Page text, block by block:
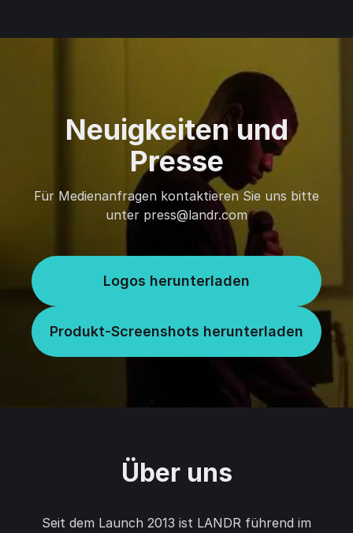
Neuigkeiten und
Presse
Für Medienanfragen kontaktieren Sie uns bitte
unter press@landr.com
Logos herunterladen
Produkt-Screenshots herunterladen
Über uns
Seit dem Launch 2013 ist LANDR führend im